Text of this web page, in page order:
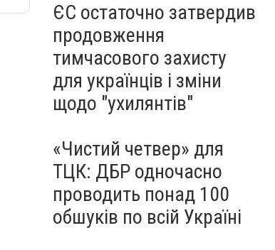
ЄС остаточно затвердив
продовження
тимчасового захисту
для українців і зміни
щодо "ухилянтів"
«Чистий четвер» для
ТЦК: ДБР одночасно
проводить понад 100
обшуків по всій Україні